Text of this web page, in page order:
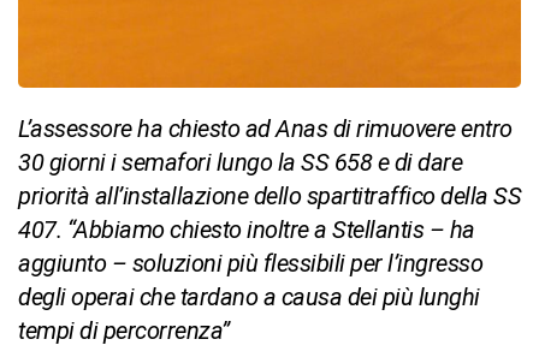
L’assessore ha chiesto ad Anas di rimuovere entro
30 giorni i semafori lungo la SS 658 e di dare
priorità all’installazione dello spartitraffico della SS
407. “Abbiamo chiesto inoltre a Stellantis – ha
aggiunto – soluzioni più flessibili per l’ingresso
degli operai che tardano a causa dei più lunghi
tempi di percorrenza”